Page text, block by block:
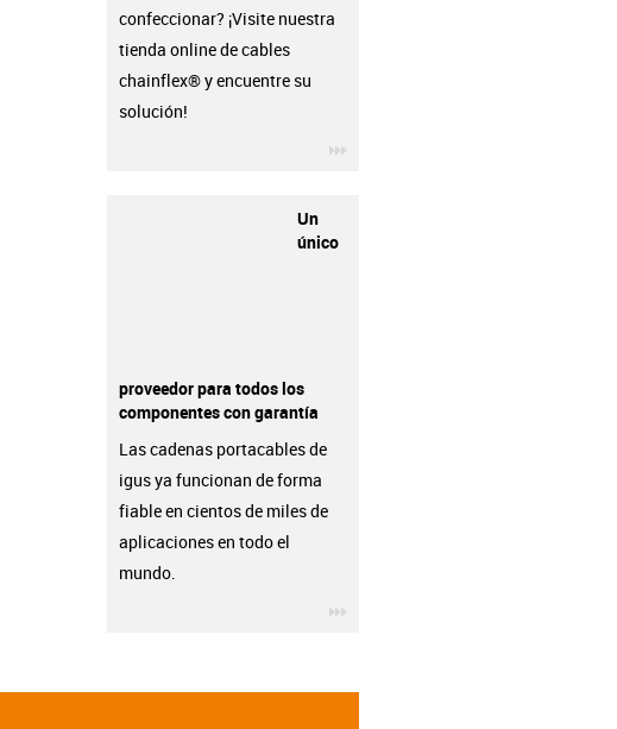
confeccionar? ¡Visite nuestra
tienda online de cables
chainflex® y encuentre su
solución!
Un
único
proveedor para todos los
componentes con garantía
Las cadenas portacables de
igus ya funcionan de forma
fiable en cientos de miles de
aplicaciones en todo el
mundo.